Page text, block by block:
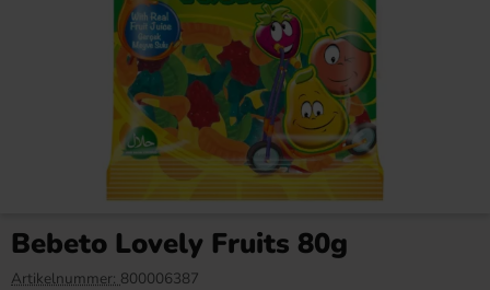
Blåbär 40g
(BF:2026-05-23)
22.90 kr
Bebeto Lovely Fruits 80g
Artikelnummer: 800006387